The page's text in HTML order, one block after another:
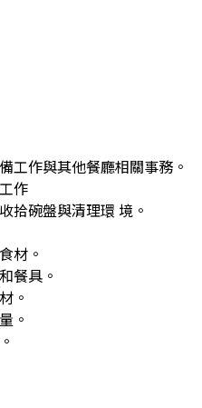
工作與其他餐廳相關事務。
作
拾碗盤與清理環 境。
材。
餐具。
。
。